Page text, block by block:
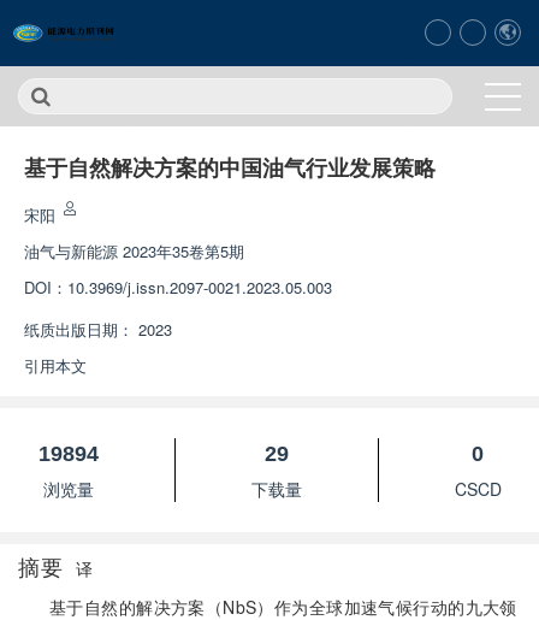
基于自然解决方案的中国油气行业发展策略
宋阳
油气与新能源 2023年35卷第5期
DOI： 10.3969/j.issn.2097-0021.2023.05.003
纸质出版日期： 2023
引用本文
19894
浏览量
29
下载量
0
CSCD
摘要 译
基于自然的解决方案（NbS）作为全球加速气候行动的九大领